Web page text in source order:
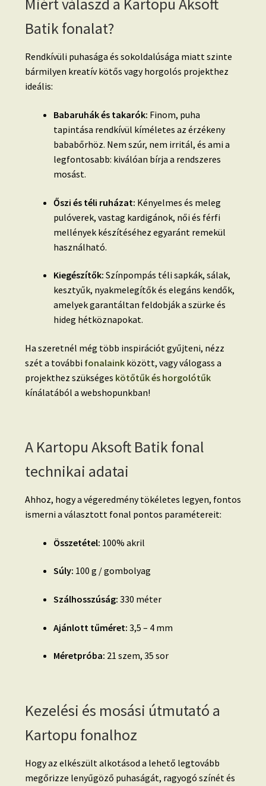
Miért válaszd a Kartopu Aksoft
Batik fonalat?
Rendkívüli puhasága és sokoldalúsága miatt szinte
bármilyen kreatív kötős vagy horgolós projekthez
ideális:
Babaruhák és takarók: Finom, puha
tapintása rendkívül kíméletes az érzékeny
bababőrhöz. Nem szúr, nem irritál, és ami a
legfontosabb: kiválóan bírja a rendszeres
mosást.
Őszi és téli ruházat: Kényelmes és meleg
pulóverek, vastag kardigánok, női és férfi
mellények készítéséhez egyaránt remekül
használható.
Kiegészítők: Színpompás téli sapkák, sálak,
kesztyűk, nyakmelegítők és elegáns kendők,
amelyek garantáltan feldobják a szürke és
hideg hétköznapokat.
Ha szeretnél még több inspirációt gyűjteni, nézz
szét a további fonalainkközött, vagy válogass a
projekthez szükséges kötőtűk és horgolótűk
kínálatából a webshopunkban!
A Kartopu Aksoft Batik fonal
technikai adatai
Ahhoz, hogy a végeredmény tökéletes legyen, fontos
ismerni a választott fonal pontos paramétereit:
Összetétel: 100% akril
Súly: 100 g / gombolyag
Szálhosszúság: 330 méter
Ajánlott tűméret: 3,5 – 4 mm
Méretpróba: 21 szem, 35 sor
Kezelési és mosási útmutató a
Kartopu fonalhoz
Hogy az elkészült alkotásod a lehető legtovább
megőrizze lenyűgöző puhaságát, ragyogó színét és